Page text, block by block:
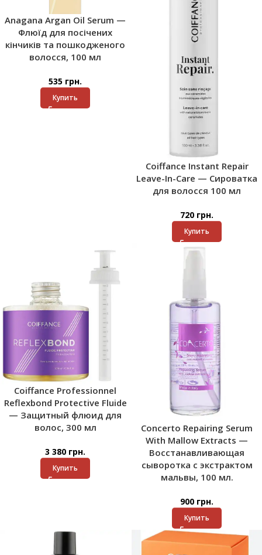
Anagana Argan Oil Serum —
Флюїд для посічених
кінчиків та пошкодженого
волосся, 100 мл
535 грн.
Купить
Coiffance Instant Repair
Leave-In-Care — Сироватка
для волосся 100 мл
720 грн.
Купить
Coiffance Professionnel
Reflexbond Protective Fluide
— Защитный флюид для
волос, 300 мл
3 380 грн.
Купить
Concerto Repairing Serum
With Mallow Extracts —
Восстанавливающая
сыворотка с экстрактом
мальвы, 100 мл.
900 грн.
Купить